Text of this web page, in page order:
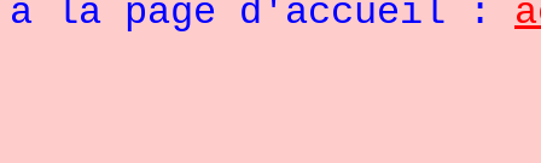
à la page d'accueil :